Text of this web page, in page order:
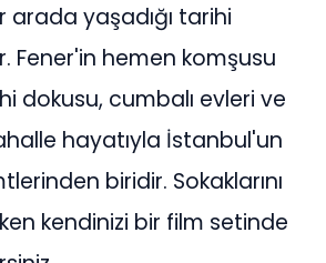
arada yaşadığı tarihi
Fener'in hemen komşusu
dokusu, cumbalı evleri ve
hayatıyla İstanbul'un
biridir. Sokaklarını
kendinizi bir film setinde